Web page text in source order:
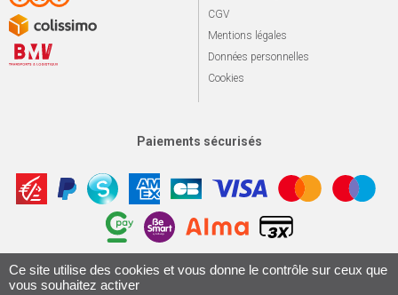
CGV
Mentions légales
Données personnelles
Cookies
Paiements sécurisés
© 2026 Le marché du vélo Tous droits réservés. Apotekisto,
Conception & Réalisation 161.io
Ce site utilise des cookies et vous donne le contrôle sur ceux que
vous souhaitez activer